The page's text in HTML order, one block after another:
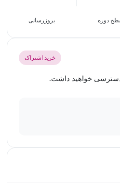
دوره بروزرسانی
خرید اشتراک